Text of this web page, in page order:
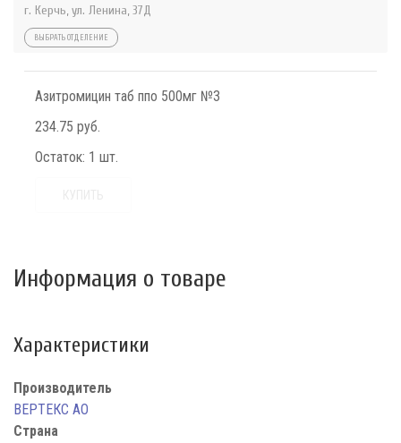
г. Керчь, ул. Ленина, 37Д
ВЫБРАТЬ ОТДЕЛЕНИЕ
Азитромицин таб ппо 500мг №3
234.75 руб.
Остаток: 1 шт.
Информация о товаре
Характеристики
Производитель
ВЕРТЕКС АО
Страна